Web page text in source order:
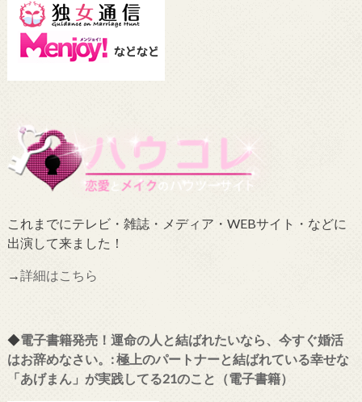
これまでにテレビ・雑誌・メディア・WEBサイト・などに
出演して来ました！
→詳細はこちら
◆電子書籍発売！運命の人と結ばれたいなら、今すぐ婚活
はお辞めなさい。: 極上のパートナーと結ばれている幸せな
「あげまん」が実践してる21のこと（電子書籍）